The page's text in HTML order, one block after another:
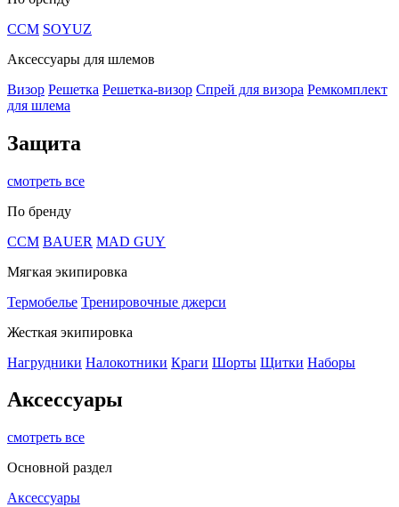
CCM SOYUZ
Аксессуары для шлемов
Визор Решетка Решетка-визор Спрей для визора Ремкомплект
для шлема
Защита
смотреть все
По бренду
CCM BAUER MAD GUY
Мягкая экипировка
Термобелье Тренировочные джерси
Жесткая экипировка
Нагрудники Налокотники Краги Шорты Щитки Наборы
Аксессуары
смотреть все
Основной раздел
Аксессуары